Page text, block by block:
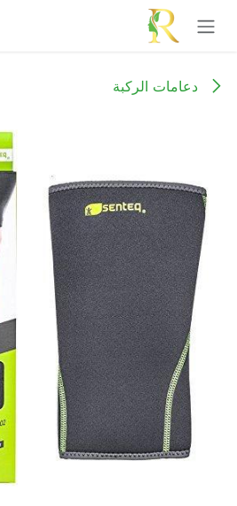
تخطي للذهاب إلى المحتوى
دعامات الركبة